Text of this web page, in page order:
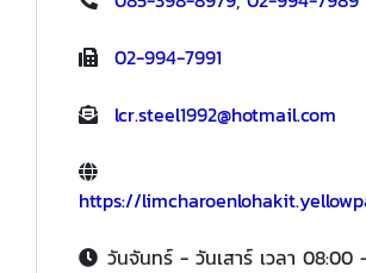
02-994-7991
lcr.steel1992@hotmail.com
https://
วันจันทร์ - วันเสาร์ เวลา 08:00